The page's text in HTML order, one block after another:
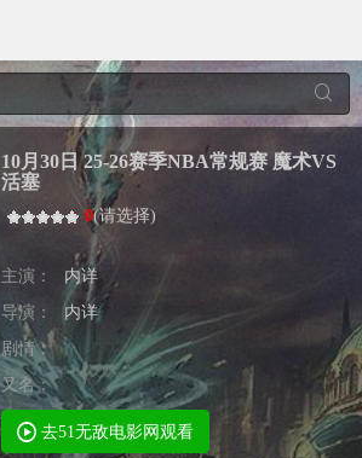
10月30日 25-26赛季NBA常规赛 魔术VS
活塞
0(请选择)
主演：
内详
导演：
内详
剧情：
又名：
去51无敌电影网观看